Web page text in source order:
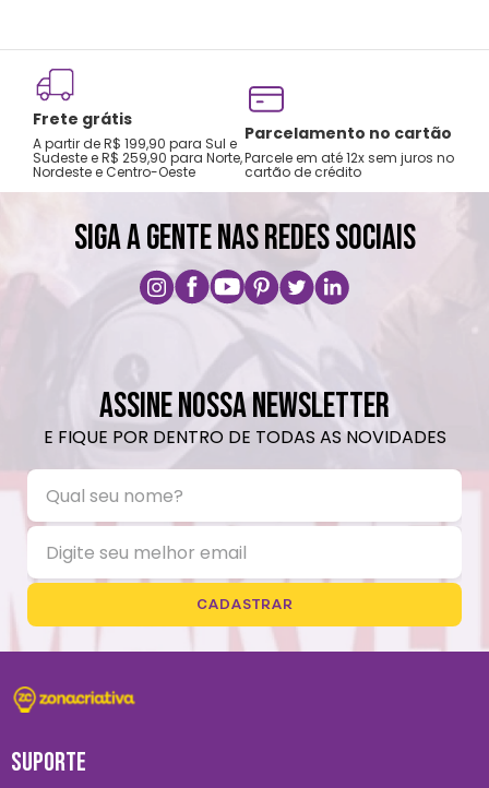
Frete grátis
A partir de R$ 199,90 para Sul e
Sudeste e R$ 259,90 para Norte,
Nordeste e Centro-Oeste
Parcelamento no cartão
Parcele em até 12x sem juros no
cartão de crédito
SIGA A GENTE NAS REDES SOCIAIS
ASSINE NOSSA NEWSLETTER
E FIQUE POR DENTRO DE TODAS AS NOVIDADES
CADASTRAR
SUPORTE